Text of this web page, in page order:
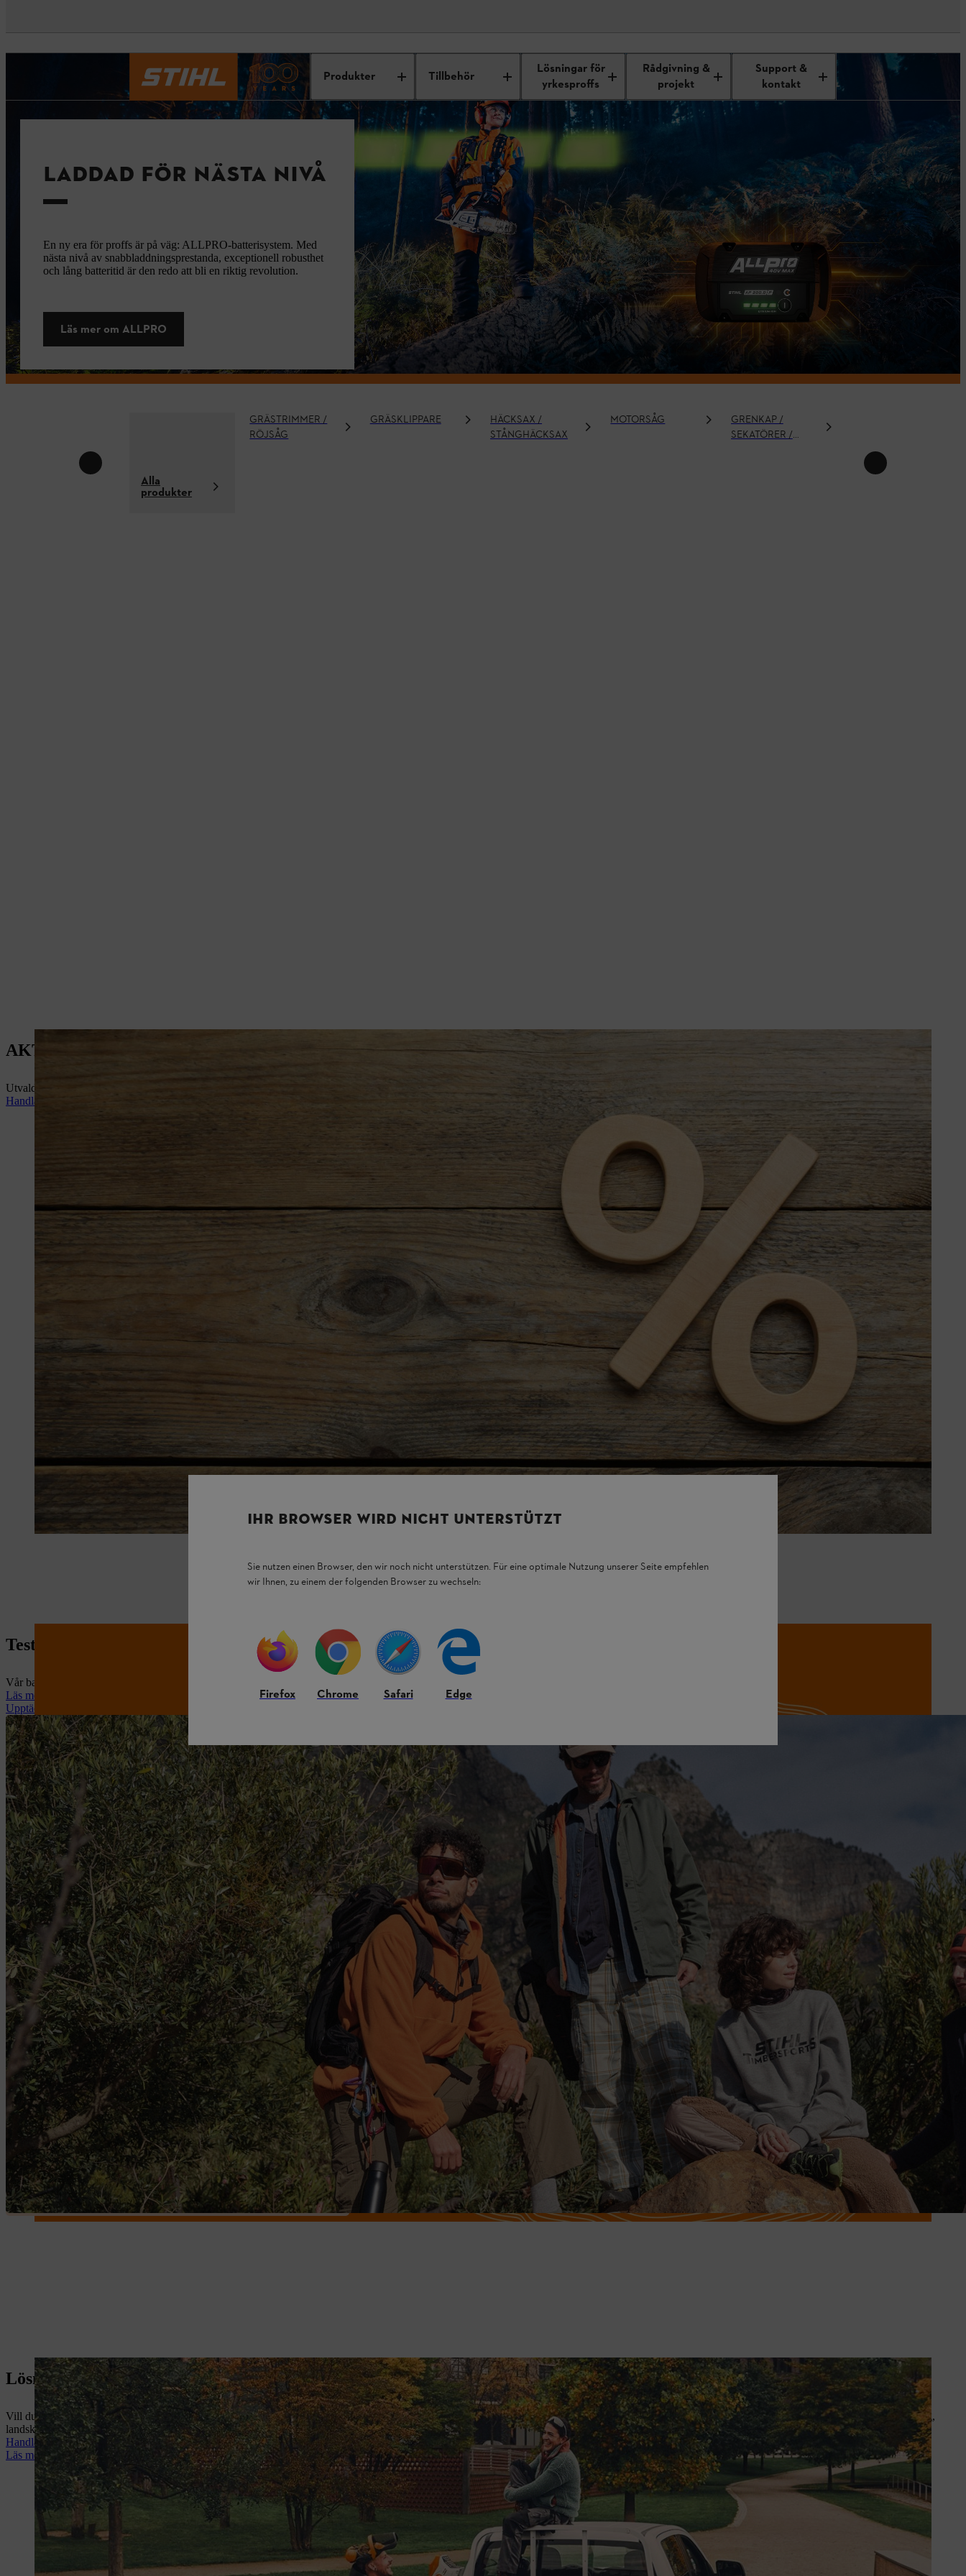
Produkter Tillbehör
Lösningar för
yrkesproffs
Rådgivning &
projekt
Support &
kontakt
LADDAD FÖR NÄSTA NIVÅ
En ny era för proffs är på väg: ALLPRO-batterisystem. Med
nästa nivå av snabbladdningsprestanda, exceptionell robusthet
och lång batteritid är den redo att bli en riktig revolution.
Läs mer om ALLPRO
Alla
produkter
GRÄSTRIMMER /
RÖJSÅG
GRÄSKLIPPARE
HÄCKSAX /
STÅNGHÄCKSAX
MOTORSÅG
GRENKAP /
SEKATÖRER /
MULTISYSTEM
AKTUELLA ERBJUDANDEN
Utvalda erbjudanden. Samma STIHL-kvalitet – till bättre pris.
Handla nu
Testvinnare RMA 248 T
Vår batteridrivna gräsklippare STIHL RMA 248 T är utsedd till Testvinnare hos Gör Det Själv. Modellen lyfts fram för sin smarta design, höga kvalitet och starka klippresultat.
Läs mer om testvinnare RMA 248 T
Upptäck alla våra gräsklippare nu
BRANDSHOP
Upptäck STIHL Brandshop – ett brett sortiment av profilprodukter och merchandise i
hög kvalitet för både arbete och fritid.
Gå till Brandshop
Lösningar för yrkesproffs
Vill du ha styrka utan att tumma på arbetsmiljön? Ta dig an varje proffsutmaning med AP-systemet – några av marknadens mest kraftfulla batterimaskiner för dig som jobbar inom park- och naturförvaltning,
landskapsarkitektur och trädgårdsskötsel. En arbetsmiljö med lägre ljudnivå – och helt utan avgaser – får du på köpet!
Handla nu
Läs mer vad STIHL erbjuder till dig som yrkesproffs
IHR BROWSER WIRD NICHT UNTERSTÜTZT
Sie nutzen einen Browser, den wir noch nicht unterstützen. Für eine optimale Nutzung unserer Seite empfehlen
wir Ihnen, zu einem der folgenden Browser zu wechseln:
Firefox Chrome Safari Edge